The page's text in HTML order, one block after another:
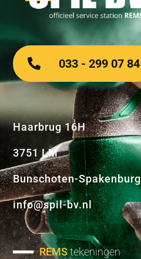
Haarbrug 16H
3751 LM
Bunschoten-Spakenburg
info@spil-bv.nl
REMStekeningen
033 - 299 07 84